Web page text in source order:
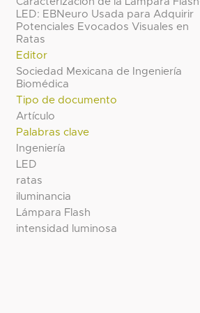
LED: EBNeuro Usada para Adquirir
Potenciales Evocados Visuales en
Ratas
Editor
Sociedad Mexicana de Ingeniería
Biomédica
Tipo de documento
Artículo
Palabras clave
Ingeniería
LED
ratas
iluminancia
Lámpara Flash
intensidad luminosa